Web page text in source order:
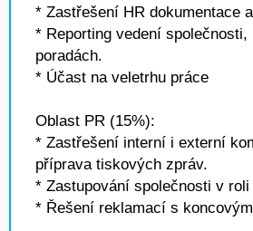
* Zastřešení HR dokumentace
* Reporting vedení společnosti,
poradách.
* Účast na veletrhu práce
Oblast PR (15%):
* Zastřešení interní i externí
příprava tiskových zpráv.
* Zastupování společnosti v
* Řešení reklamací s